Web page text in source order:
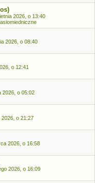
2026, o 13:40
2026, o 08:40
o 12:41
2026, o 05:02
o 21:27
2026, o 16:58
2026, o 16:09